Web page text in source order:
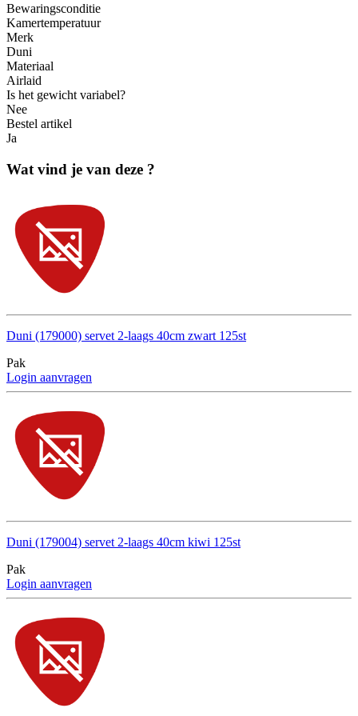
Bewaringsconditie
Kamertemperatuur
Merk
Duni
Materiaal
Airlaid
Is het gewicht variabel?
Nee
Bestel artikel
Ja
Wat vind je van deze ?
Duni (179000) servet 2-laags 40cm zwart 125st
Pak
Login aanvragen
Duni (179004) servet 2-laags 40cm kiwi 125st
Pak
Login aanvragen